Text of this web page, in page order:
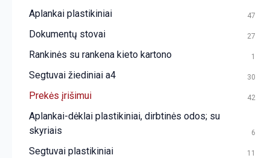
Aplankai plastikiniai 47
Dokumentų stovai 27
Rankinės su rankena kieto kartono 1
Segtuvai žiediniai a4 30
Prekės įrišimui 42
Aplankai-dėklai plastikiniai, dirbtinės odos; su
skyriais
6
Segtuvai plastikiniai 11